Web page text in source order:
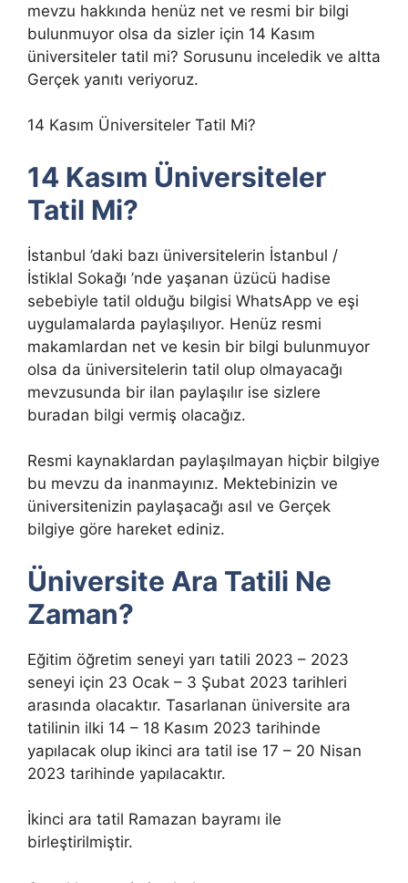
mevzu hakkında henüz net ve resmi bir bilgi
bulunmuyor olsa da sizler için 14 Kasım
üniversiteler tatil mi? Sorusunu inceledik ve altta
Gerçek yanıtı veriyoruz.
14 Kasım Üniversiteler Tatil Mi?
14 Kasım Üniversiteler
Tatil Mi?
İstanbul ’daki bazı üniversitelerin İstanbul /
İstiklal Sokağı ’nde yaşanan üzücü hadise
sebebiyle tatil olduğu bilgisi WhatsApp ve eşi
uygulamalarda paylaşılıyor. Henüz resmi
makamlardan net ve kesin bir bilgi bulunmuyor
olsa da üniversitelerin tatil olup olmayacağı
mevzusunda bir ilan paylaşılır ise sizlere
buradan bilgi vermiş olacağız.
Resmi kaynaklardan paylaşılmayan hiçbir bilgiye
bu mevzu da inanmayınız. Mektebinizin ve
üniversitenizin paylaşacağı asıl ve Gerçek
bilgiye göre hareket ediniz.
Üniversite Ara Tatili Ne
Zaman?
Eğitim öğretim seneyi yarı tatili 2023 – 2023
seneyi için 23 Ocak – 3 Şubat 2023 tarihleri
arasında olacaktır. Tasarlanan üniversite ara
tatilinin ilki 14 – 18 Kasım 2023 tarihinde
yapılacak olup ikinci ara tatil ise 17 – 20 Nisan
2023 tarihinde yapılacaktır.
İkinci ara tatil Ramazan bayramı ile
birleştirilmiştir.